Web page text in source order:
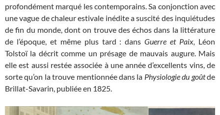
profondément marqué les contemporains. Sa conjonction avec
une vague de chaleur estivale inédite a suscité des inquiétudes
de fin du monde, dont on trouve des échos dans la littérature
de l’époque, et même plus tard : dansGuerre et Paix, Léon
Tolstoï la décrit comme un présage de mauvais augure. Mais
elle est aussi restée associée à une année d’excellents vins, de
sorte qu’on la trouve mentionnée dans la Physiologie du goûtde
Brillat-Savarin, publiée en 1825.